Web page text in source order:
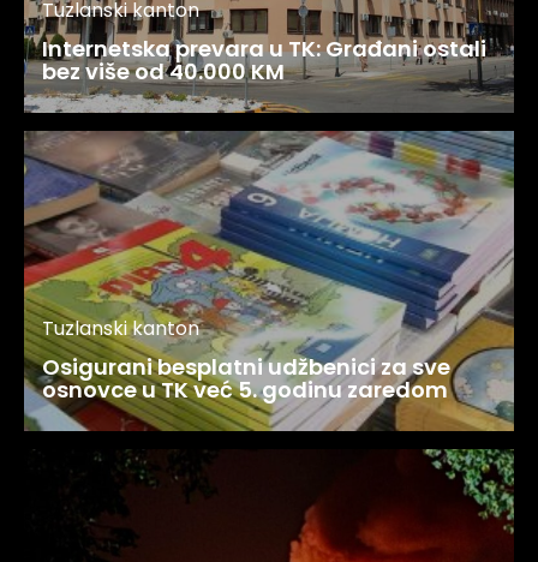
Tuzlanski kanton
Internetska prevara u TK: Građani ostali
bez više od 40.000 KM
Tuzlanski kanton
Osigurani besplatni udžbenici za sve
osnovce u TK već 5. godinu zaredom